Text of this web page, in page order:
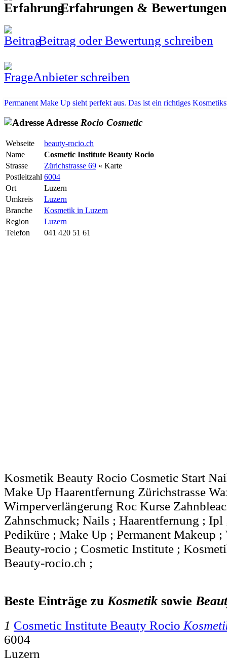
Erfahrungen &
Beitrag oder Bewertung schreiben
Anbieter schreiben
Permanent Make Up sieht perfekt aus. Das ist ein richtiges
Adresse Rocio Cosmetic
Webseite
beauty-rocio.ch
Name
Cosmetic Institute Beauty Rocio
Strasse
Zürichstrasse 69 « Karte
Postleitzahl 6004
Ort
Luzern
Umkreis
Luzern
Branche
Kosmetik in Luzern
Region
Luzern
Telefon
041 420 51 61
Kosmetik Beauty Rocio Cosmetic Start
Make Up Haarentfernung Zürichstrasse
Wimperverlängerung Roc Kurse
Zahnschmuck; Nails ; Haarentfernung ;
Pediküre ; Make Up ; Permanent Makeup
Beauty-rocio ; Cosmetic Institute ;
Beauty-rocio.ch ;
Beste Einträge zuKosmetik sowie
1 Cosmetic Institute Beauty Rocio
6004
Luzern